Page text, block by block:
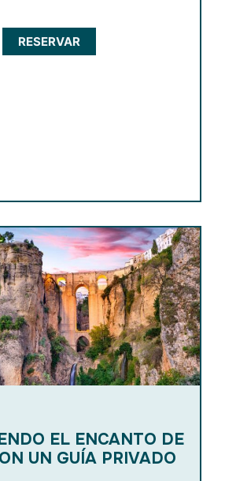
RESERVAR
EL ENCANTO DE
UN GUÍA PRIVADO